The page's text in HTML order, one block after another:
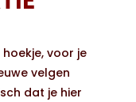
voor je
velgen
dat je hier